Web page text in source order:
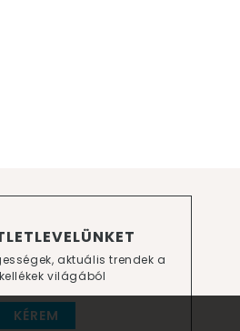
aktuális trendek a
világából
KÉREM